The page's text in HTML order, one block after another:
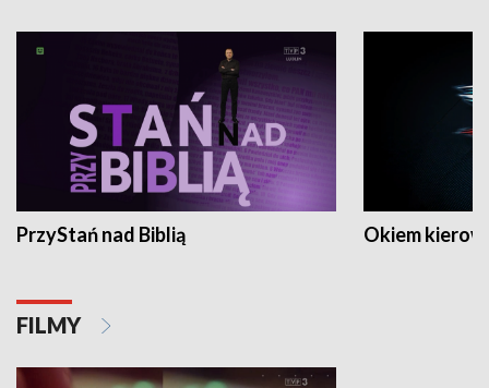
PrzyStań nad Biblią Okiem
FILMY